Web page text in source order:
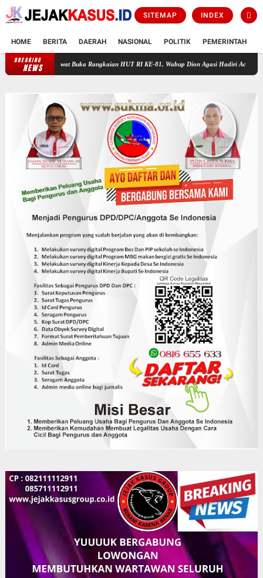
SITEMAP INDEX
HOME BERITA DAERAH NASIONAL POLITIK PEMERINTAH
BREAKING
NEWS Ketika Harta Lebih Nyaring Dari Ilmu Wirun Bersholawat Buka